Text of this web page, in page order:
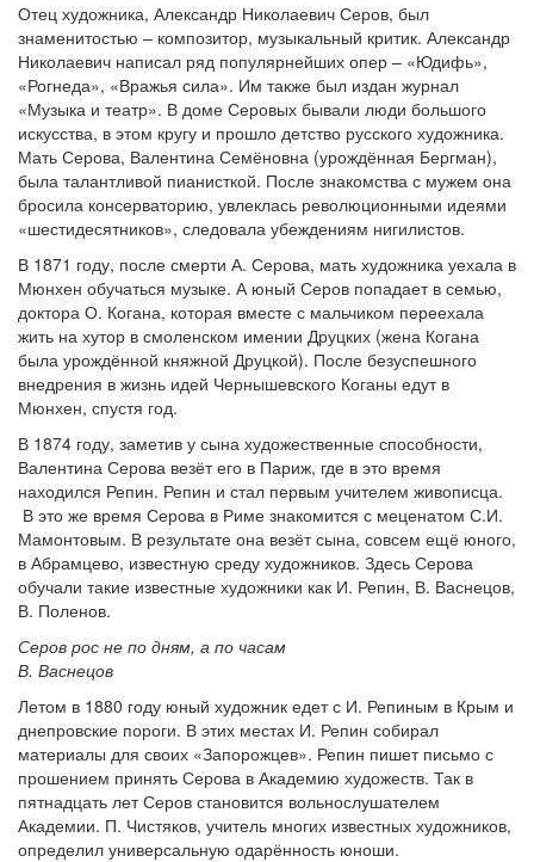
Отец художника, Александр Николаевич Серов, был
знаменитостью – композитор, музыкальный критик. Александр
Николаевич написал ряд популярнейших опер – «Юдифь»,
«Рогнеда», «Вражья сила». Им также был издан журнал
«Музыка и театр». В доме Серовых бывали люди большого
искусства, в этом кругу и прошло детство русского художника.
Мать Серова, Валентина Семёновна (урождённая Бергман),
была талантливой пианисткой. После знакомства с мужем она
бросила консерваторию, увлеклась революционными идеями
«шестидесятников», следовала убеждениям нигилистов.
В 1871 году, после смерти А. Серова, мать художника уехала в
Мюнхен обучаться музыке. А юный Серов попадает в семью,
доктора О. Когана, которая вместе с мальчиком переехала
жить на хутор в смоленском имении Друцких (жена Когана
была урождённой княжной Друцкой). После безуспешного
внедрения в жизнь идей Чернышевского Коганы едут в
Мюнхен, спустя год.
В 1874 году, заметив у сына художественные способности,
Валентина Серова везёт его в Париж, где в это время
находился Репин. Репин и стал первым учителем живописца.
В это же время Серова в Риме знакомится с меценатом С.И.
Мамонтовым. В результате она везёт сына, совсем ещё юного,
в Абрамцево, известную среду художников. Здесь Серова
обучали такие известные художники как И. Репин, В. Васнецов,
В. Поленов.
Серов рос не по дням, а по часам
В. Васнецов
Летом в 1880 году юный художник едет с И. Репиным в Крым и
днепровские пороги. В этих местах И. Репин собирал
материалы для своих «Запорожцев». Репин пишет письмо с
прошением принять Серова в Академию художеств. Так в
пятнадцать лет Серов становится вольнослушателем
Академии. П. Чистяков, учитель многих известных художников,
определил универсальную одарённость юноши.